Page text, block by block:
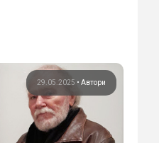
29.05.2025 • Автори